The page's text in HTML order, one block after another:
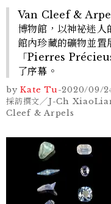
Van Cleef &
博物館，以神祕迷
館內珍藏的礦物並
「Pierres
了序幕。
by Kate Tu-2020/09/
採訪撰文╱J-Ch
Cleef & Arpels